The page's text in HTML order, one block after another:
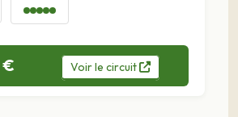
€ Voirle circuit